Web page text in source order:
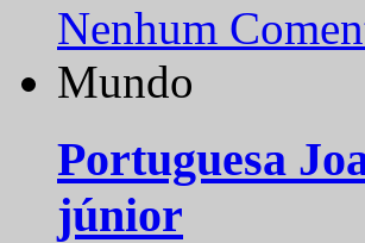
Nenhum
Mundo
Portuguesa
júnior